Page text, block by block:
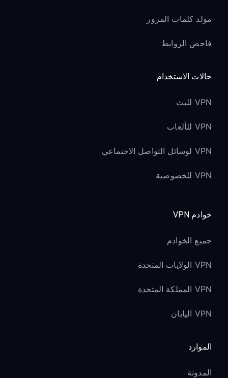
مولد كلمات المرور
فاحص الروابط
حالات الاستخدام
VPN للبث
VPN للألعاب
VPN لوسائل التواصل الاجتماعي
VPN للخصوصية
خوادم VPN
جميع الخوادم
VPN الولايات المتحدة
VPN المملكة المتحدة
VPN اليابان
الموارد
المدونة